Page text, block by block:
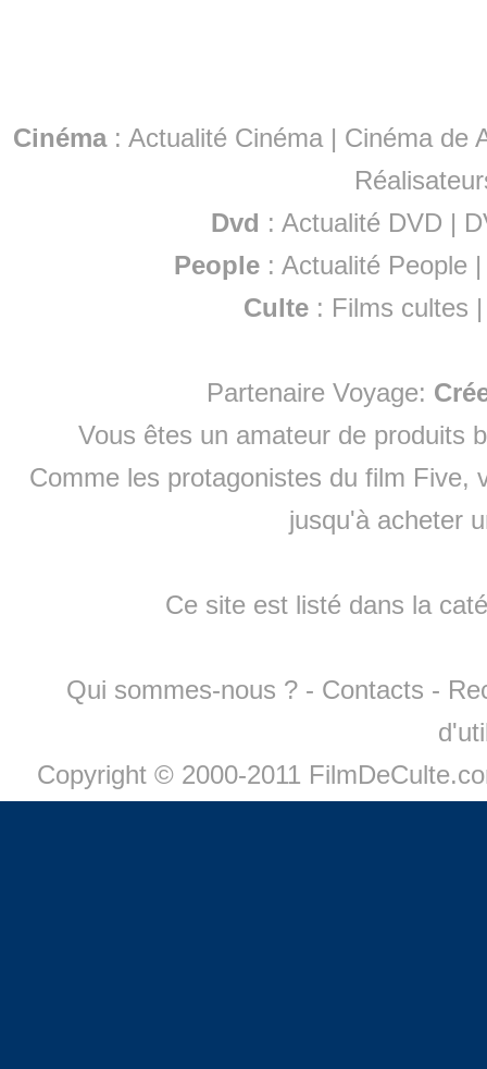
Cinéma: Actualité Cinéma | Cinéma de
Dvd : Actualité DVD |
People :Actualité People
Culte : Films cultes
Partenaire Voyage:
Vous êtes un amateur de produits
Comme les protagonistes du film Five,
jusqu'à acheter
Ce site est listé dans la
Qui sommes-nous ? - Contacts -
Copyright © 2000-2011